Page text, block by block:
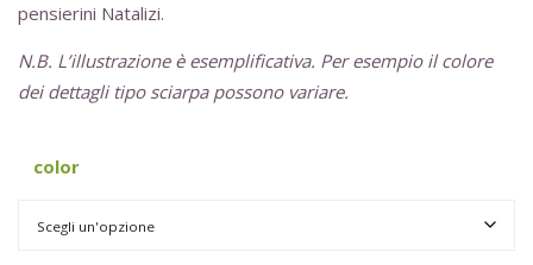
pensierini Natalizi.
N.B. L’illustrazione è esemplificativa. Per esempio il colore
dei dettagli tipo sciarpa possono variare.
color